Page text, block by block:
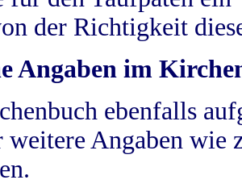
der Richtigkeit
Angaben im
ebenfalls
weitere Angaben wie